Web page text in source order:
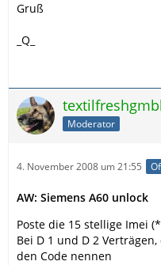
Gruß
_Q_
Moderator
4. November 2008 um 21:55
AW: Siemens A60 unlock
Poste die 15 stellige Imei
Bei D 1 und D 2
den Code nennen